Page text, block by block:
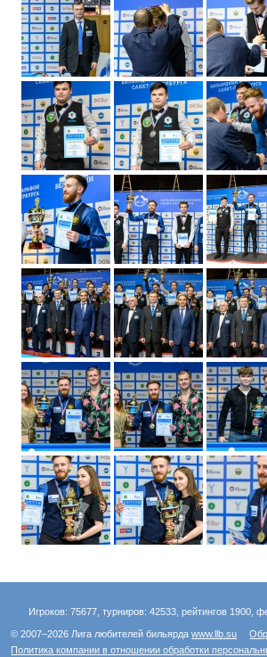
Игроков: 75677, турниров: 42533, рейтингов 1900,
© 2007–2026 Лига любителей бильярдаwww.llb.su
Политика компании в отношении обработки